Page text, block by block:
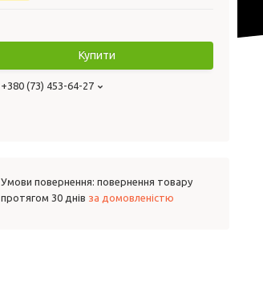
Купити
+380 (73) 453-64-27
повернення товару
протягом 30 днів за домовленістю